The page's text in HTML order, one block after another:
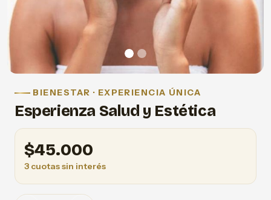
BIENESTAR · EXPERIENCIA ÚNICA
Esperienza Salud y Estética
$45.000
3 cuotas sin interés